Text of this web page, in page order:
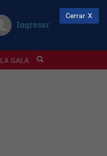
Ingresar
LA GALA INFOSTYLE
Cerrar